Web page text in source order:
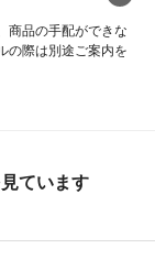
商品の手配ができな
の際は別途ご案内を
ています